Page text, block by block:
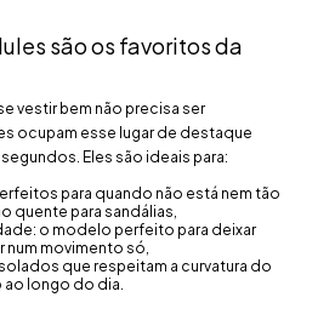
são os favoritos da
vestir bem não precisa ser
ocupam esse lugar de destaque
Eles são ideais para:
para quando não está nem tão
quente para sandálias,
o modelo perfeito para deixar
movimento só,
que respeitam a curvatura do
ao longo do dia.